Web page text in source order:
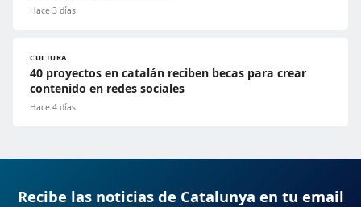
Hace 3 días
CULTURA
40 proyectos en catalán reciben becas para crear
contenido en redes sociales
Hace 4 días
Recibe las noticias de Catalunya en tu email